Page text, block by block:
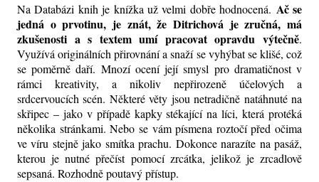
Na Databázi knih je knížka už velmi dobře hodnocená. Ač se
jedná o prvotinu, je znát, že Ditrichová je zručná, má
zkušenosti a s textem umí pracovat opravdu výtečně.
Využívá originálních přirovnání a snaží se vyhýbat se klišé, což
se poměrně daří. Mnozí ocení její smysl pro dramatičnost v
rámci kreativity, a nikoliv nepřirozeně účelových a
srdcervoucích scén. Některé věty jsou netradičně natáhnuté na
skřipec – jako v případě kapky stékající na líci, která protéká
několika stránkami. Nebo se vám písmena roztočí před očima
ve víru stejně jako smítka prachu. Dokonce narazíte na pasáž,
kterou je nutné přečíst pomocí zrcátka, jelikož je zrcadlově
sepsaná. Rozhodně poutavý přístup.